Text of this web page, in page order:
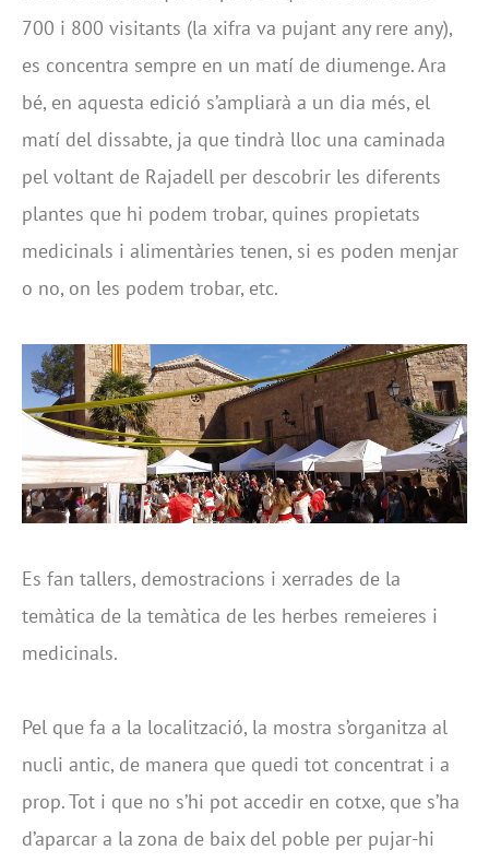
700 i 800 visitants (la xifra va pujant any rere any),
es concentra sempre en un matí de diumenge. Ara
bé, en aquesta edició s’ampliarà a un dia més, el
matí del dissabte, ja que tindrà lloc una caminada
pel voltant de Rajadell per descobrir les diferents
plantes que hi podem trobar, quines propietats
medicinals i alimentàries tenen, si es poden menjar
o no, on les podem trobar, etc.
Es fan tallers, demostracions i xerrades de la
temàtica de la temàtica de les herbes remeieres i
medicinals.
Pel que fa a la localització, la mostra s’organitza al
nucli antic, de manera que quedi tot concentrat i a
prop. Tot i que no s’hi pot accedir en cotxe, que s’ha
d’aparcar a la zona de baix del poble per pujar-hi